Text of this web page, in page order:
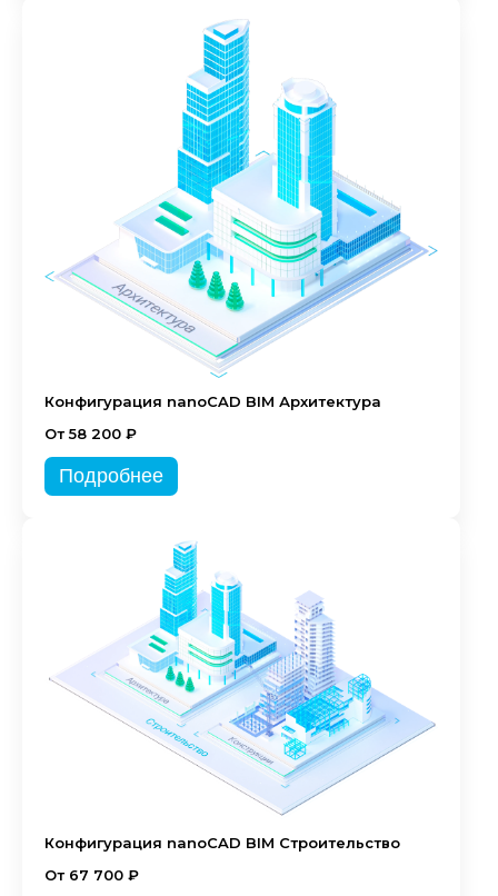
Конфигурация nanoCAD BIM Архитектура
От 58 200 ₽
Подробнее
Конфигурация nanoCAD BIM Строительство
От 67 700 ₽